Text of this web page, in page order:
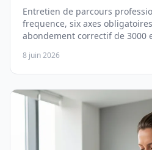
Entretien de parcours
frequence, six axes
abondement correctif de 3000
8 juin 2026